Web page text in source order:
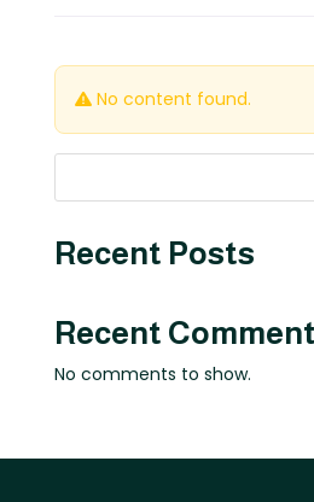
No content found.
Recent Posts
Recent
No comments to show.